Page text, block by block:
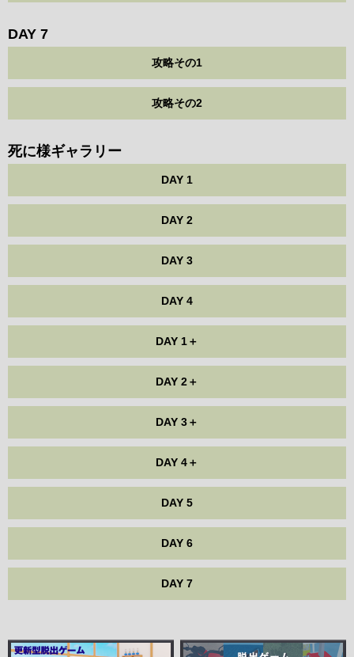
DAY 7
攻略その1
攻略その2
死に様ギャラリー
DAY 1
DAY 2
DAY 3
DAY 4
DAY 1＋
DAY 2＋
DAY 3＋
DAY 4＋
DAY 5
DAY 6
DAY 7